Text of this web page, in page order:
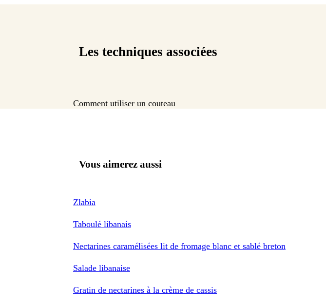
Les techniques associées
Comment utiliser un couteau
Vous aimerez aussi
Zlabia
Taboulé libanais
Nectarines caramélisées lit de fromage blanc et sablé breton
Salade libanaise
Gratin de nectarines à la crème de cassis